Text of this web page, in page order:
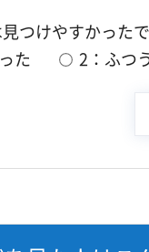
つけやすかった
た
2：ふつ